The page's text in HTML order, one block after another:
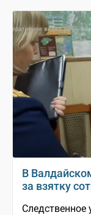
В
за взятку
Следственное